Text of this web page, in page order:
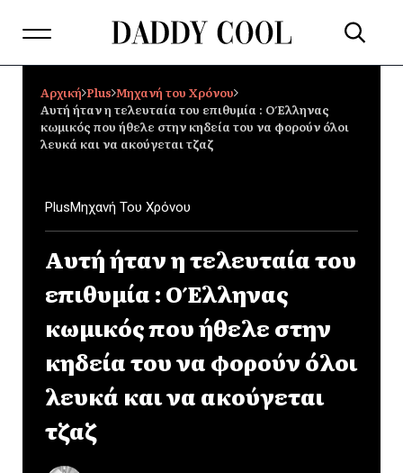
Αρχική Plus Μηχανή του Χρόνου
Αυτή ήταν η τελευταία του επιθυμία : Ο Έλληνας
κωμικός που ήθελε στην κηδεία του να φορούν όλοι
λευκά και να ακούγεται τζαζ
PlusΜηχανή Του Χρόνου
Αυτή ήταν η τελευταία του
επιθυμία : Ο Έλληνας
κωμικός που ήθελε στην
κηδεία του να φορούν όλοι
λευκά και να ακούγεται
τζαζ